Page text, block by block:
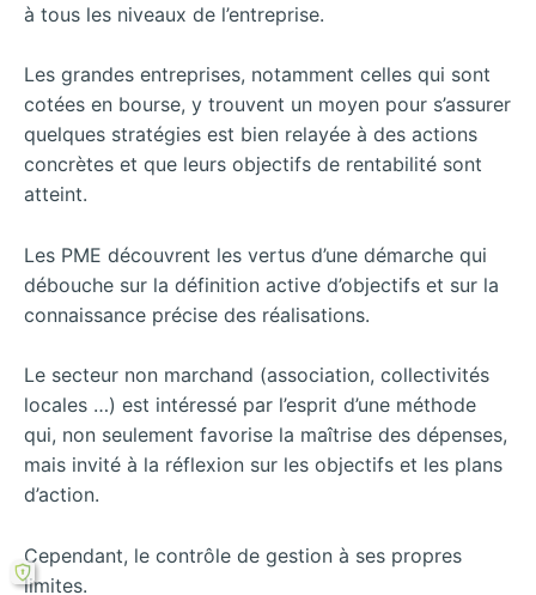
à tous les niveaux de l’entreprise.
Les grandes entreprises, notamment celles qui sont
cotées en bourse, y trouvent un moyen pour s’assurer
quelques stratégies est bien relayée à des actions
concrètes et que leurs objectifs de rentabilité sont
atteint.
Les PME découvrent les vertus d’une démarche qui
débouche sur la définition active d’objectifs et sur la
connaissance précise des réalisations.
Le secteur non marchand (association, collectivités
locales …) est intéressé par l’esprit d’une méthode
qui, non seulement favorise la maîtrise des dépenses,
mais invité à la réflexion sur les objectifs et les plans
d’action.
Cependant, le contrôle de gestion à ses propres
limites.